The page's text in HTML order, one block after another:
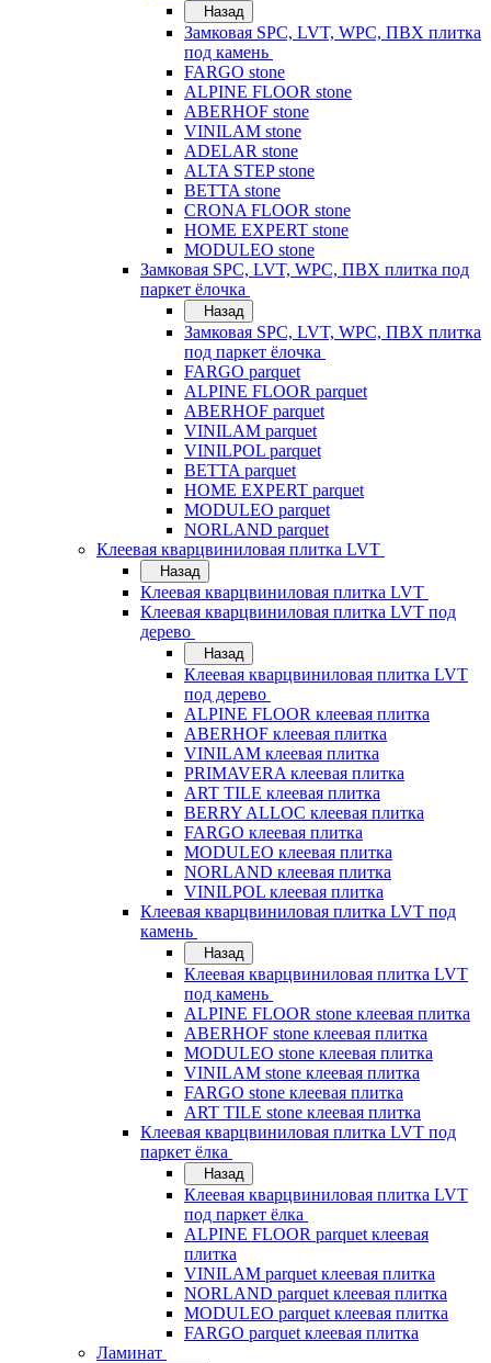
Назад
Замковая SPC, LVT, WPC, ПВХ плитка
под камень
FARGO stone
ALPINE FLOOR stone
ABERHOF stone
VINILAM stone
ADELAR stone
ALTA STEP stone
BETTA stone
CRONA FLOOR stone
HOME EXPERT stone
MODULEO stone
Замковая SPC, LVT, WPC, ПВХ плитка под
паркет ёлочка
Назад
Замковая SPC, LVT, WPC, ПВХ плитка
под паркет ёлочка
FARGO parquet
ALPINE FLOOR parquet
ABERHOF parquet
VINILAM parquet
VINILPOL parquet
BETTA parquet
HOME EXPERT parquet
MODULEO parquet
NORLAND parquet
Клеевая кварцвиниловая плитка LVT
Назад
Клеевая кварцвиниловая плитка LVT
Клеевая кварцвиниловая плитка LVT под
дерево
Назад
Клеевая кварцвиниловая плитка LVT
под дерево
ALPINE FLOOR клеевая плитка
ABERHOF клеевая плитка
VINILAM клеевая плитка
PRIMAVERA клеевая плитка
ART TILE клеевая плитка
BERRY ALLOC клеевая плитка
FARGO клеевая плитка
MODULEO клеевая плитка
NORLAND клеевая плитка
VINILPOL клеевая плитка
Клеевая кварцвиниловая плитка LVT под
камень
Назад
Клеевая кварцвиниловая плитка LVT
под камень
ALPINE FLOOR stone клеевая плитка
ABERHOF stone клеевая плитка
MODULEO stone клеевая плитка
VINILAM stone клеевая плитка
FARGO stone клеевая плитка
ART TILE stone клеевая плитка
Клеевая кварцвиниловая плитка LVT под
паркет ёлка
Назад
Клеевая кварцвиниловая плитка LVT
под паркет ёлка
ALPINE FLOOR parquet клеевая
плитка
VINILAM parquet клеевая плитка
NORLAND parquet клеевая плитка
MODULEO parquet клеевая плитка
FARGO parquet клеевая плитка
Ламинат